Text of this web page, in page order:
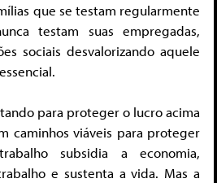
que se testam regularmente
testam suas empregadas,
sociais desvalorizando aquele
para proteger o lucro acima
caminhos viáveis para proteger
subsidia a economia,
e sustenta a vida. Mas a